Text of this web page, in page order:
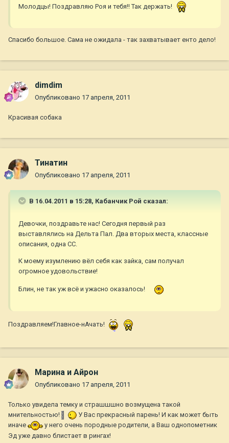
Молодцы! Поздравляю Роя и тебя!! Так держать!
Спасибо большое. Сама не ожидала - так захватывает енто дело!
dimdim
Опубликовано 17 апреля, 2011
Красивая собака
Тинатин
Опубликовано 17 апреля, 2011
В 16.04.2011 в 15:28, Кабанчик Рой сказал:
Девочки, поздравьте нас! Сегодня первый раз
выставлялись на Дельта Пал. Два вторых места, классные
описания, одна СС.
К моему изумлению вёл себя как зайка, сам получал
огромное удовольствие!
Блин, не так уж всё и ужасно оказалось!
Поздравляем!Главное-нАчать!
Марина и Айрон
Опубликовано 17 апреля, 2011
Только увидела темку и страшшшно возмущена такой
мнительностью!
У Вас прекрасный парень! И как может быть
иначе
у него очень породные родители, а Ваш однопометник
Эд уже давно блистает в рингах!